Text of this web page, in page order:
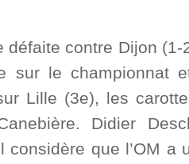
défaite contre Dijon (1-
sur le championnat
Lille (3e), les
Didier
considère que l’OM a